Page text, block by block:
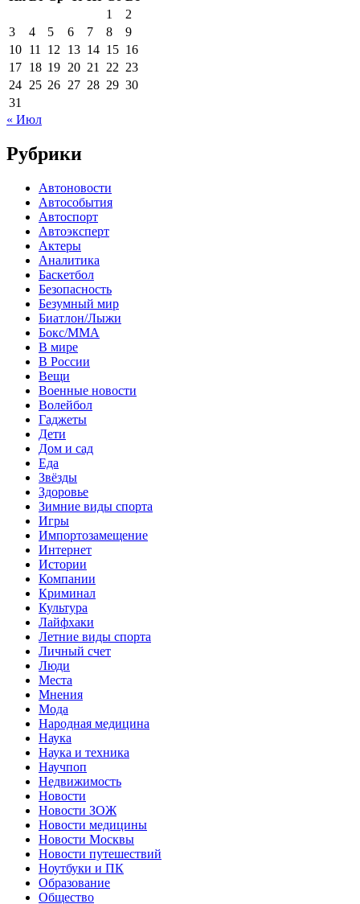
1
2
3
4 5 6 7 8
9
10 11 12 13 14 15 16
17 18 19 20 21 22 23
24 25 26 27 28 29 30
31
« Июл
Рубрики
Автоновости
Автособытия
Автоспорт
Автоэксперт
Актеры
Аналитика
Баскетбол
Безопасность
Безумный мир
Биатлон/Лыжи
Бокс/MMA
В мире
В России
Вещи
Военные новости
Волейбол
Гаджеты
Дети
Дом и сад
Еда
Звёзды
Здоровье
Зимние виды спорта
Игры
Импортозамещение
Интернет
Истории
Компании
Криминал
Культура
Лайфхаки
Летние виды спорта
Личный счет
Люди
Места
Мнения
Мода
Народная медицина
Наука
Наука и техника
Научпоп
Недвижимость
Новости
Новости ЗОЖ
Новости медицины
Новости Москвы
Новости путешествий
Ноутбуки и ПК
Образование
Общество